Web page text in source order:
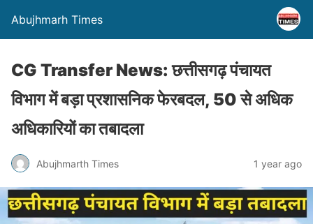
Abujhmarh Times
CG Transfer News: छत्तीसगढ़ पंचायत
विभाग में बड़ा प्रशासनिक फेरबदल, 50 से अधिक
अधिकारियों का तबादला
Abujhmarth Times 1 year ago